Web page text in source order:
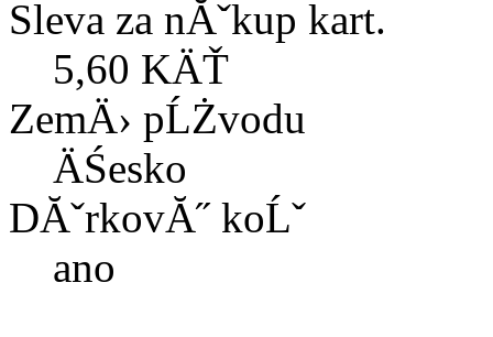
Sleva za nĂˇkup kart.
5,60 KÄŤ
ZemÄ› pĹŻvodu
ÄŚesko
DĂˇrkovĂ˝ koĹˇ
ano